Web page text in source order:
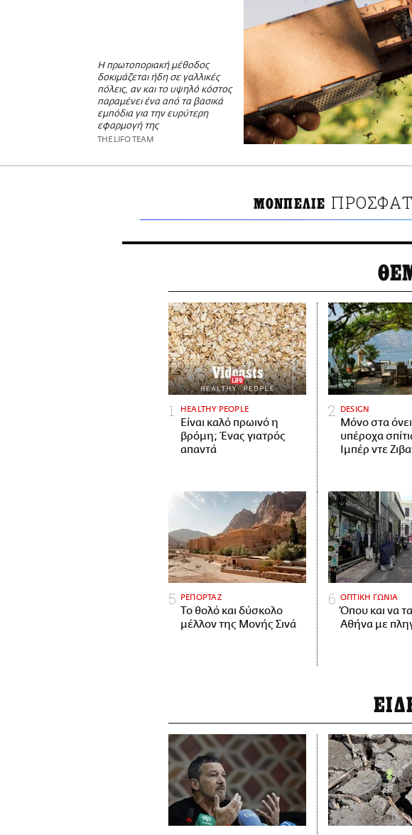
Η πρωτοποριακή μέθοδος
δοκιμάζεται ήδη σε γαλλικές
πόλεις, αν και το υψηλό κόστος
παραμένει ένα από τα βασικά
εμπόδια για την ευρύτερη
εφαρμογή της
THE LIFO TEAM
ΜΟΝΠΕΛΙΕ
HEALTHY PEOPLE
Είναι καλό πρωινό η
βρόμη; Ένας γιατρός
απαντά
DESIGN
Μόνο στα
υπέροχα
Ιμπέρ ντε
ΡΕΠΟΡΤΑΖ
Το θολό και δύσκολο
μέλλον της Μονής Σινά
ΟΠΤΙΚΗ ΓΩΝΙΑ
Όπου και να
Αθήνα με